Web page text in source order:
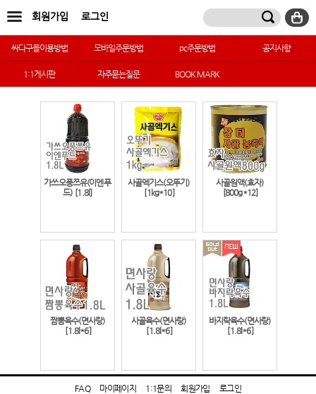
회원가입 로그인
싸다구몰이용방법 모바일주문방법 pc주문방법 공지사항
1:1게시판 자주묻는질문 BOOK MARK
가쓰오풍쯔유(이엔푸
드) [1.8l]
사골엑기스(오뚜기)
[1kg*10]
사골원액(효자)
[800g*12]
짬뽕육수(면사랑)
[1.8l*6]
사골육수(면사랑)
[1.8l*6]
바지락육수(면사랑)
[1.8l*6]
FAQ 마이페이지 1:1문의 회원가입 로그인